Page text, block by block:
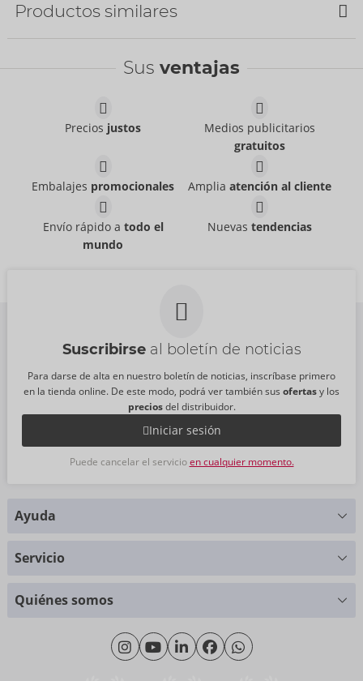
39,95 €
Womanizer Charging
05338900000
12,99 €
54099000000
Tester Beauty
07544040000
Productos similares
Tester LAYA III
07540800000
Tester LAYA III
Sus ventajas
Precios justos
Medios publicitarios
gratuitos
Embalajes promocionales Ampliaatención al cliente
Envío rápido a todo el
mundo
Nuevastendencias
Suscribirseal boletín de noticias
Para darse de alta en nuestro boletín de noticias, inscríbase primero
en la tienda online. De este modo, podrá ver también sus ofertasy los
preciosdel distribuidor.
Iniciar sesión
Puede cancelar el servicioen cualquier momento.
Ayuda
+49 (0)461 50 40 308
Lunes - Jueves: 09:00 - 16:00
Viernes: 09:00 - 15:00
Servicio
Quiénes somos
Sobre nosotros
Sostenibilidad